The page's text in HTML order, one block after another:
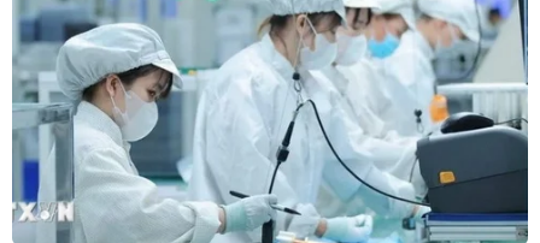
Sửa Luật Trưng mua, trưng dụng tài
sản giải quyết vướng mắc trên thực
tiễn
04/08/2026 13:10